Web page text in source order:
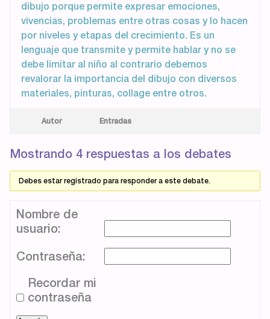
dibujo porque permite expresar emociones,
vivencias, problemas entre otras cosas y lo hacen
por niveles y etapas del crecimiento. Es un
lenguaje que transmite y permite hablar y no se
debe limitar al niño al contrario debemos
revalorar la importancia del dibujo con diversos
materiales, pinturas, collage entre otros.
Autor Entradas
Mostrando 4 respuestas a los debates
Debes estar registrado para responder a este debate.
Nombre de
usuario:
Contraseña:
Recordar mi
contraseña